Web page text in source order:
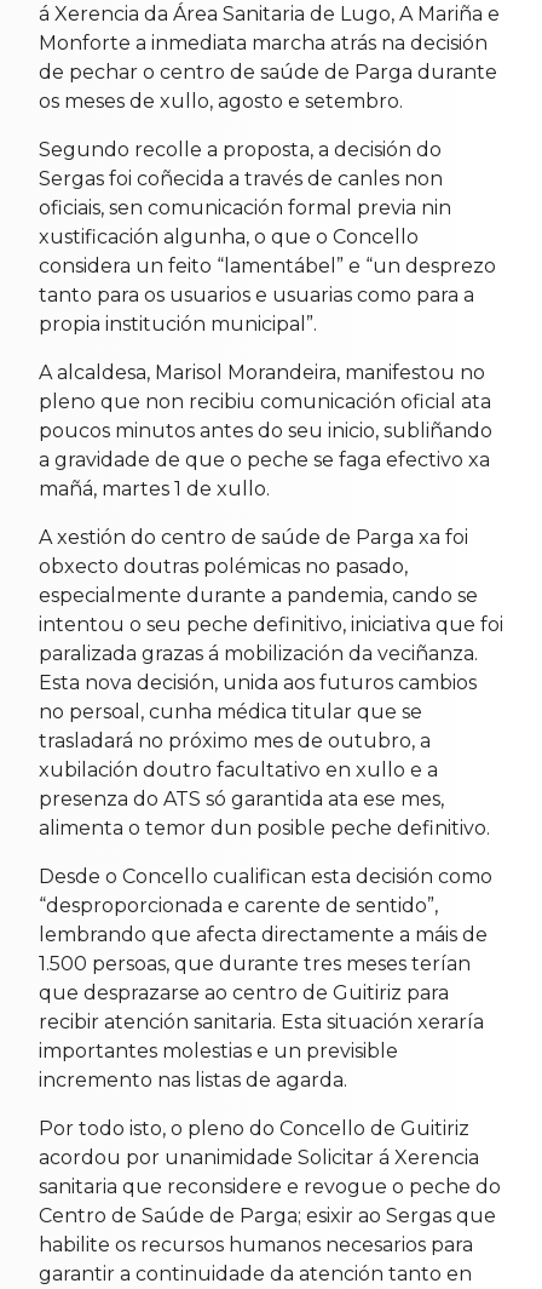
á Xerencia da Área Sanitaria de Lugo, A Mariña e
Monforte a inmediata marcha atrás na decisión
de pechar o centro de saúde de Parga durante
os meses de xullo, agosto e setembro.
Segundo recolle a proposta, a decisión do
Sergas foi coñecida a través de canles non
oficiais, sen comunicación formal previa nin
xustificación algunha, o que o Concello
considera un feito “lamentábel” e “un desprezo
tanto para os usuarios e usuarias como para a
propia institución municipal”.
A alcaldesa, Marisol Morandeira, manifestou no
pleno que non recibiu comunicación oficial ata
poucos minutos antes do seu inicio, subliñando
a gravidade de que o peche se faga efectivo xa
mañá, martes 1 de xullo.
A xestión do centro de saúde de Parga xa foi
obxecto doutras polémicas no pasado,
especialmente durante a pandemia, cando se
intentou o seu peche definitivo, iniciativa que foi
paralizada grazas á mobilización da veciñanza.
Esta nova decisión, unida aos futuros cambios
no persoal, cunha médica titular que se
trasladará no próximo mes de outubro, a
xubilación doutro facultativo en xullo e a
presenza do ATS só garantida ata ese mes,
alimenta o temor dun posible peche definitivo.
Desde o Concello cualifican esta decisión como
“desproporcionada e carente de sentido”,
lembrando que afecta directamente a máis de
1.500 persoas, que durante tres meses terían
que desprazarse ao centro de Guitiriz para
recibir atención sanitaria. Esta situación xeraría
importantes molestias e un previsible
incremento nas listas de agarda.
Por todo isto, o pleno do Concello de Guitiriz
acordou por unanimidade Solicitar á Xerencia
sanitaria que reconsidere e revogue o peche do
Centro de Saúde de Parga; esixir ao Sergas que
habilite os recursos humanos necesarios para
garantir a continuidade da atención tanto en